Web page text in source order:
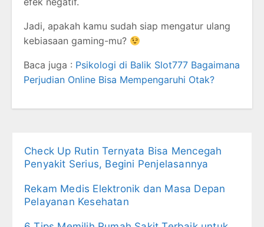
Jadi, apakah kamu sudah siap mengatur ulang
kebiasaan gaming-mu?
Baca juga : Psikologi di Balik Slot777 Bagaimana
Perjudian Online Bisa Mempengaruhi Otak?
Check Up Rutin Ternyata Bisa Mencegah
Penyakit Serius, Begini Penjelasannya
Rekam Medis Elektronik dan Masa Depan
Pelayanan Kesehatan